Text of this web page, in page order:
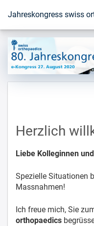
Zur Startseite
Jahreskongress swiss
Herzlich
Liebe Kolleginnen
Spezielle Situationen
Massnahmen!
Ich freue mich, Sie
orthopaedics